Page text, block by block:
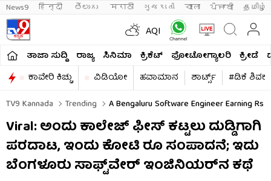
News9 हिन्दी తెలుగు मराठी ગુજરાતી বাংলা ਪੰਜਾਬੀ தமிழ்
AQI
ತಾಜಾ ಸುದ್ದಿ ರಾಜ್ಯ ಸಿನಿಮಾ ಕ್ರಿಕೆಟ್​ ಫೋಟೋಗ್ಯಾಲರಿ ಕ್ರೀಡೆ
ಕಾವೇರಿ ಕಿಚ್ಚು
ವಿಡಿಯೋ ಹವಾಮಾನ ಶಾರ್ಟ್ಸ್​
#ಡಿಕೆ
TV9 Kannada
Trending A Bengaluru Software Engineer Earning Rs
Viral: ಅಂದು ಕಾಲೇಜ್ ಫೀಸ್ ಕಟ್ಟಲು ದುಡ್ಡಿಗಾಗಿ
ಪರದಾಟ, ಇಂದು ಕೋಟಿ ರೂ ಸಂಪಾದನೆ; ಇದು
ಬೆಂಗಳೂರು ಸಾಫ್ಟ್‌ವೇರ್ ಇಂಜಿನಿಯರ್‌ನ ಕಥೆ